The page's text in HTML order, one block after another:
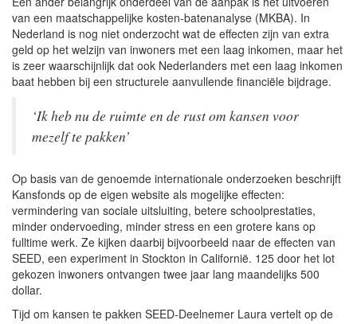
van een maatschappelijke kosten-batenanalyse (MKBA). In
Nederland is nog niet onderzocht wat de effecten zijn van extra
geld op het welzijn van inwoners met een laag inkomen, maar het
is zeer waarschijnlijk dat ook Nederlanders met een laag inkomen
baat hebben bij een structurele aanvullende financiële bijdrage.
‘Ik heb nu de ruimte en de rust om kansen voor
mezelf te pakken’
Op basis van de genoemde internationale onderzoeken beschrijft
Kansfonds op de eigen website als mogelijke effecten:
vermindering van sociale uitsluiting, betere schoolprestaties,
minder ondervoeding, minder stress en een grotere kans op
fulltime werk. Ze kijken daarbij bijvoorbeeld naar de effecten van
SEED, een experiment in Stockton in Californië. 125 door het lot
gekozen inwoners ontvangen twee jaar lang maandelijks 500
dollar.
Tijd om kansen te pakken SEED-Deelnemer Laura vertelt op de